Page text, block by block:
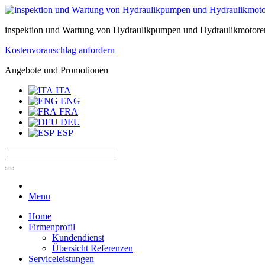
inspektion und Wartung von Hydraulikpumpen und
Kostenvoranschlag anfordern
Angebote und Promotionen
ITA
ENG
FRA
DEU
ESP
Menu
Home
Firmenprofil
Kundendienst
Übersicht Referenzen
Serviceleistungen